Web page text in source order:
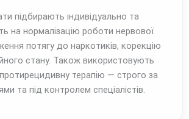
підбирають індивідуально та
на нормалізацію роботи нервової
потягу до наркотиків, корекцію
стану. Також використовують
терапію — строго за
та під контролем спеціалістів.